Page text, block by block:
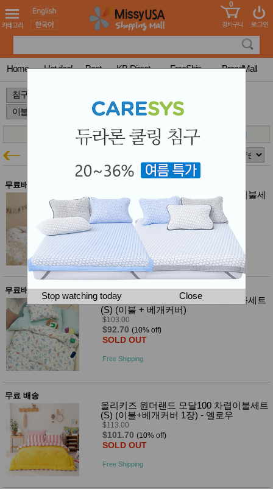
도 어린이
청소년
컬러링
북
한국학
습지
미국학
습지
국 송
건 홍삼전
드
조제품
건강식
품
Diet/여
성용품
스킨케
메이크
업
헤어케
어/염색
바디케
어/향수
남성화
장품
품
전 주방가
전
계절/생
활가전
건강가
전
주 명품식
기브랜
MissyShop
Login
0
Home Hot deal Best KB-Direct FreeShip BrandMall
Stop watching today Close
무료배송
올리키즈 리틀덤보 60수 아사 차렵이불세
트 (S) (이불 + 베개커버2장)
$108.00
$97.20(10% off)
SOLD OUT
Free Shipping
무료배송
올리키즈 다이노 60수 아사 차렵이불세트
(S) (이불 + 베개커버)
$103.00
$92.70 (10% off)
SOLD OUT
Free Shipping
무료 배송
올리키즈 원더랜드 모달100 차렵이불세트
(S) (이불+베개커버 1장) - 옐로우
$113.00
$101.70 (10% off)
SOLD OUT
Free Shipping